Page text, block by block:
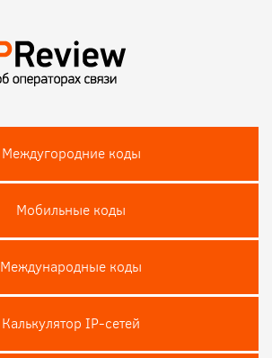
Междугородние коды
Мобильные коды
Международные коды
Калькулятор IP-сетей